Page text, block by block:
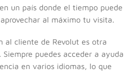
un país donde el tiempo puede
al máximo tu visita.
al cliente de Revolut es otra
puedes acceder a ayuda
en varios idiomas, lo que